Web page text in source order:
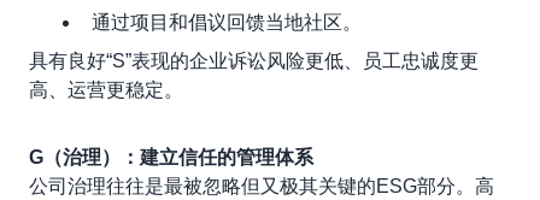
通过项目和倡议回馈当地社区。
具有良好“S”表现的企业诉讼风险更低、员工忠诚度更
高、运营更稳定。
G（治理）：建立信任的管理体系
公司治理往往是最被忽略但又极其关键的ESG部分。高